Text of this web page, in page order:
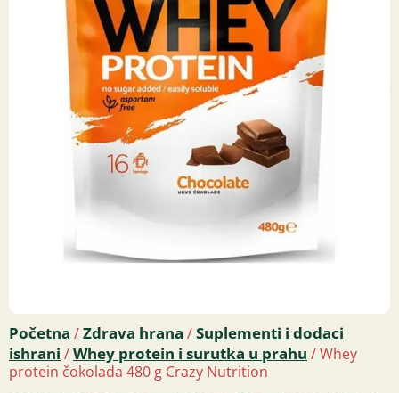
Početna /Zdrava hrana /Suplementi i dodaci
ishrani /Whey protein i surutka u prahu / Whey
protein čokolada 480 g Crazy Nutrition